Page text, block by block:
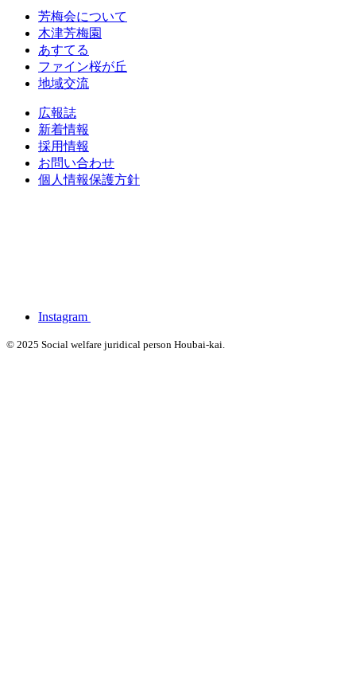
芳梅会について
木津芳梅園
あすてる
ファイン桜が丘
地域交流
広報誌
新着情報
採用情報
お問い合わせ
個人情報保護方針
Instagram
© 2025 Social welfare juridical person Houbai-kai.